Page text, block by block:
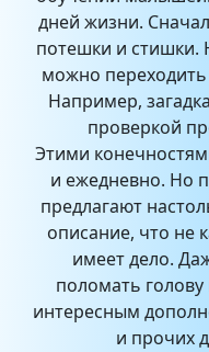
дней жизни.
потешки и стишки.
можно
Например,
проверкой
Этими
и ежедневно. Но
предлагают
описание, что не
имеет дело.
поломать голову
интересным
и прочих